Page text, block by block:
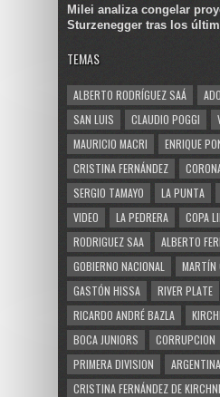
Milei analiza congelar
Sturzenegger tras los
TEMAS
ALBERTO RODRÍGUEZ SAÁ
SAN LUIS
CLAUDIO POGGI
MAURICIO MACRI
ENRIQUE
CRISTINA FERNÁNDEZ
SERGIO TAMAYO
LA PUNTA
VIDEO
LA PEDRERA
COPA
RODRIGUEZ SAA
ALBERTO
GOBIERNO NACIONAL
MARTÍN
GASTÓN HISSA
RIVER PLATE
RICARDO ANDRÉ BAZLA
BOCA JUNIORS
CORRUPCION
PRIMERA DIVISION
ARGENTINA
CRISTINA FERNÁNDEZ DE